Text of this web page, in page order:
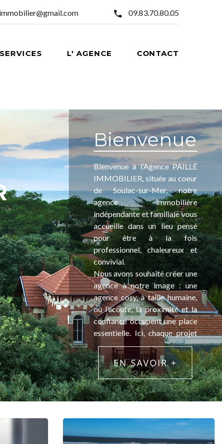
09.83.70.80.05
L' AGENCE CONTACT
Bienvenue
Bienvenue à l’Agence PAILLÉ
IMMOBILIER, située au coeur
de Soulac-sur-Mer, notre
agence immobilière
indépendante et familiale vous
accueille dans un lieu pensé
pour être à la fois
professionnel, chaleureux et
convivial.
Nous avons souhaité créer une
agence à notre image : une
agence cosy, à taille humaine,
où l’écoute, la proximité et la
confiance occupent une place
essentielle. Ici, chaque projet
est considéré avec attention,
parce que derrière chaque
transaction se trouve avant
tout une histoire de vie.
Que vous souhaitiez acheter,
vendre ou simplement obtenir
des conseils, nous prenons le
temps de vous accompagner
avec sérieux, bienveillance et
EN SAVOIR +